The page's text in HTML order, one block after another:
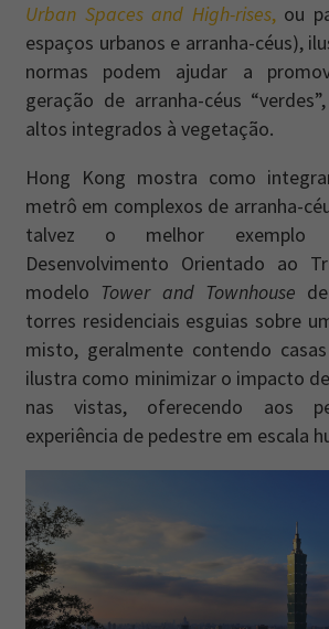
Urban Spaces and High-rises,ou
espaços urbanos e arranha-céus),
normas podem ajudar a
geração de arranha-céus
altos integrados à vegetação.
Hong Kong mostra como
metrô em complexos de arranha-
talvez o melhor exemplo
Desenvolvimento Orientado ao
modelo Tower and Townhouse
torres residenciais esguias sobre
misto, geralmente contendo
ilustra como minimizar o impacto
nas vistas, oferecendo aos
experiência de pedestre em escala